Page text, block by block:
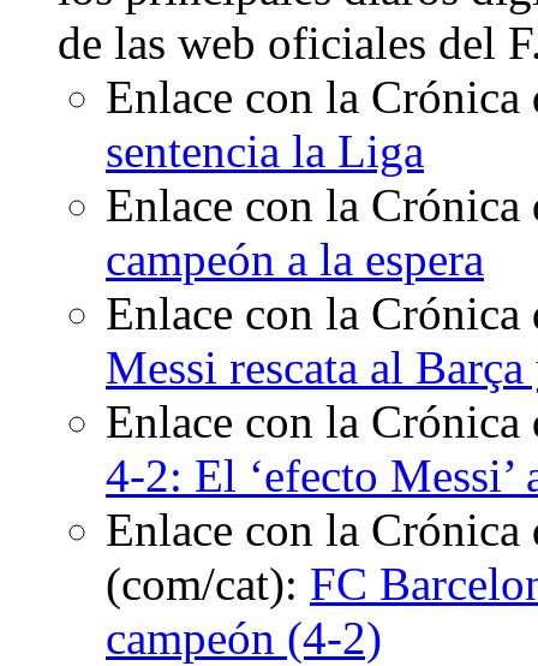
de las web oficiales del
Enlace con la
sentencia la Liga
Enlace con la
campeón a la espera
Enlace con la
Messi rescata al
Enlace con la
4-2: El ‘efecto Messi’
Enlace con la Crónica
(com/cat): FC
campeón (4-2)